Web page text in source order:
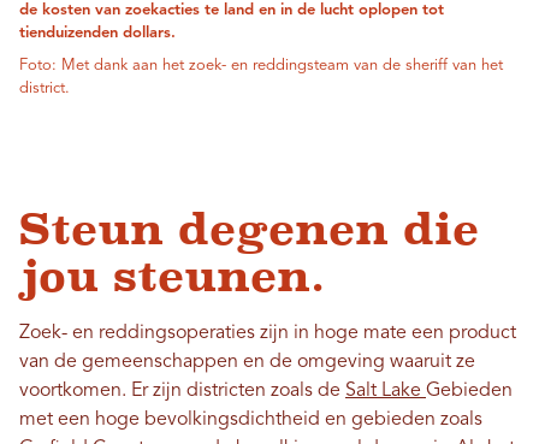
de kosten van zoekacties te land en in de lucht oplopen tot
tienduizenden dollars.
Foto: Met dank aan het zoek- en reddingsteam van de sheriff van het
district.
Steun degenen die
jou steunen.
Zoek- en reddingsoperaties zijn in hoge mate een product
van de gemeenschappen en de omgeving waaruit ze
voortkomen. Er zijn districten zoals de Salt Lake Gebieden
met een hoge bevolkingsdichtheid en gebieden zoals